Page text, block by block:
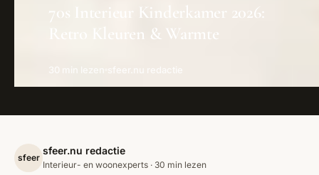
70s Interieur Kinderkamer 2026:
Retro Kleuren & Warmte
sfeer
sfeer.nu redactie
Interieur- en woonexperts · 30 min lezen